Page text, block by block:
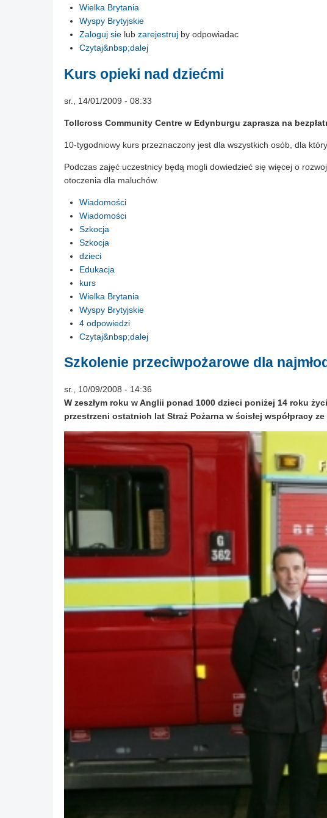
Wielka Brytania
Wyspy Brytyjskie
Zaloguj sie lub zarejestruj by odpowiadac
Czytaj&nbsp;dalej
Kurs opieki nad dziećmi
sr., 14/01/2009 - 08:33
Tollcross Community Centre w Edynburgu zaprasza na
10-tygodniowy kurs przeznaczony jest dla wszystkich osób, dla
Podczas zajęć uczestnicy będą mogli dowiedzieć się więcej o
otoczenia dla maluchów.
Wiadomości
Wiadomości
Szkocja
Szkocja
dzieci
Edukacja
kurs
Wielka Brytania
Wyspy Brytyjskie
4 odpowiedzi
Czytaj&nbsp;dalej
Szkolenie przeciwpożarowe dla
sr., 10/09/2008 - 14:36
W zeszłym roku w Anglii ponad 1000 dzieci poniżej 14 roku
przestrzeni ostatnich lat Straż Pożarna w ścisłej współpracy